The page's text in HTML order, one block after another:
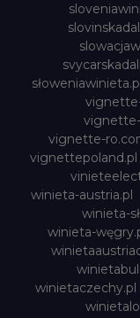
vignette-
vignettepoland.pl
winieta-austria.pl
winieta-
winieta-
winietaczechy.pl